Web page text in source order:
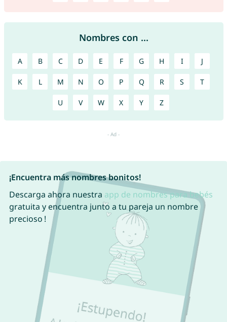
Nombres con ...
A B C D E F G H I J
K L M N O P Q R S T
U V W X Y Z
¡Encuentra más nombres bonitos!
Descarga ahora nuestra app de nombres para bebés
gratuita y encuentra junto a tu pareja un nombre
precioso !